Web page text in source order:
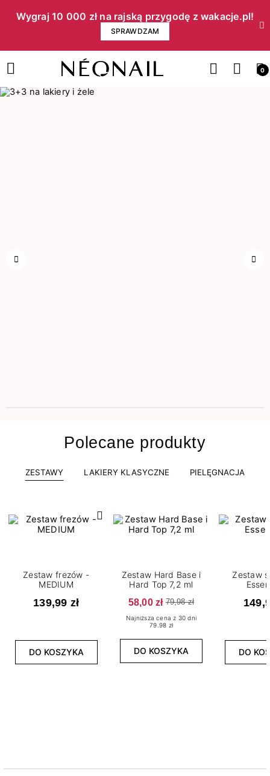
Wygraj 10 000 zł na rajską przygodę z wakacje.pl!​
SPRAWDZAM
0
Polecane produkty
ZESTAWY LAKIERY KLASYCZNE PIELĘGNACJA
Zestaw frezów -
MEDIUM
139,99 zł
DO KOSZYKA
Zestaw Hard Base i
Hard Top 7,2 ml
58,00 zł 79,98 zł
Najniższa cena z 30 dni
79.98 zł
DO KOSZYKA
Zestaw
DO